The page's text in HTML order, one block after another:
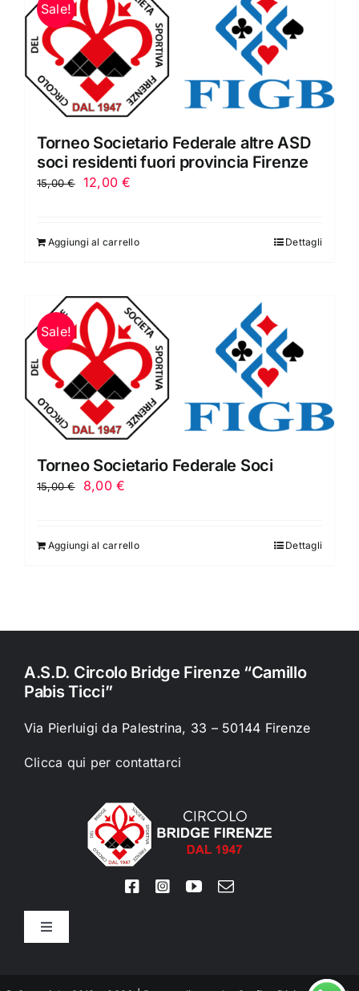
Sale!
Torneo Societario Federale altre ASD
soci residenti fuori provincia Firenze
15,00€
Il
era:
12,00€
è:
Aggiungi al carrello Dettagli
Sale!
Torneo Societario Federale Soci
15,00€
Il
era:
8,00€
è:
Aggiungi al carrello Dettagli
A.S.D. Circolo Bridge Firenze “Camillo
Pabis Ticci”
Via Pierluigi da Palestrina, 33 – 50144 Firenze
Clicca qui per contattarci
Toggle